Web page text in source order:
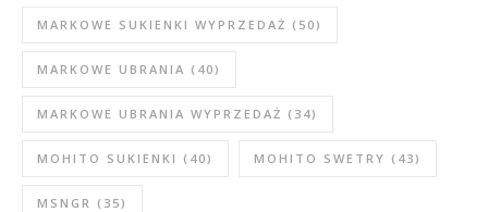
MARKOWE SUKIENKI WYPRZEDAŻ (50)
MARKOWE UBRANIA (40)
MARKOWE UBRANIA WYPRZEDAŻ (34)
MOHITO SUKIENKI (40) MOHITO SWETRY (43)
MSNGR (35)